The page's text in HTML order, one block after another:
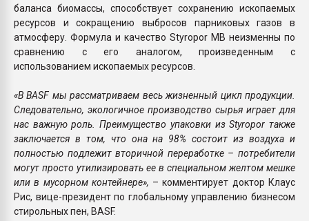
баланса биомассы, способствует сохранению ископаемых
ресурсов и сокращению выбросов парниковых газов в
атмосферу. Формула и качество Styropor MB неизменны по
сравнению с его аналогом, произведенным с
использованием ископаемых ресурсов.
«В BASF мы рассматриваем весь жизненный цикл продукции.
Следовательно, экологичное производство сырья играет для
нас важную роль. Преимущество упаковки из Styropor также
заключается в том, что она на 98% состоит из воздуха и
полностью подлежит вторичной переработке – потребители
могут просто утилизировать ее в специальном желтом мешке
или в мусорном контейнере», – комментирует доктор Клаус
Рис, вице-президент по глобальному управлению бизнесом
стирольных пен, BASF.